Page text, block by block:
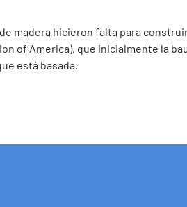
madera hicieron falta para
of America), que inicialmente la
está basada.